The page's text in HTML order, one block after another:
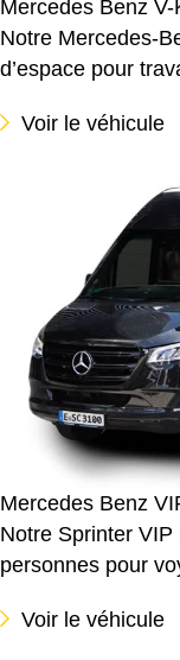
Mercedes Benz
Notre Mercedes-
d’espace pour
Voir le véhicule
Mercedes Benz
Notre Sprinter
personnes pour
Voir le véhicule